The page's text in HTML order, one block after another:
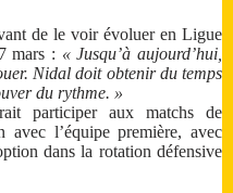
de le voir évoluer en Ligue
mars : « Jusqu’à aujourd’hui,
Nidal doit obtenir du temps
du rythme. »
participer aux matchs de
avec l’équipe première, avec
dans la rotation défensive